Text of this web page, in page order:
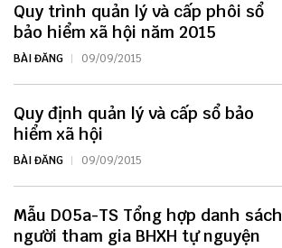
Quy trình quản lý và cấp phôi sổ
bảo hiểm xã hội năm 2015
BÀI ĐĂNG 09/09/2015
Quy định quản lý và cấp sổ bảo
hiểm xã hội
BÀI ĐĂNG 09/09/2015
Mẫu D05a-TS Tổng hợp danh sách
người tham gia BHXH tự nguyện